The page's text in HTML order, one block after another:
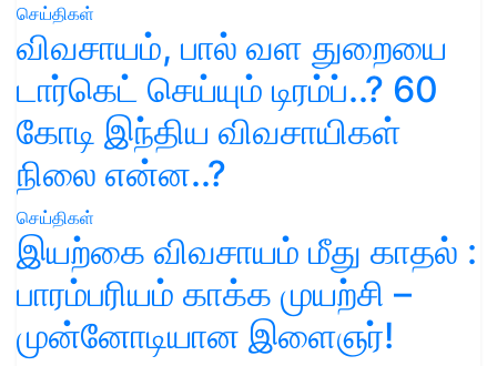
செய்திகள்
விவசாயம், பால் வள துறையை
டார்கெட் செய்யும் டிரம்ப்..? 60
கோடி இந்திய விவசாயிகள்
நிலை என்ன..?
செய்திகள்
இயற்கை விவசாயம் மீது காதல் :
பாரம்பரியம் காக்க முயற்சி –
முன்னோடியான இளைஞர்!